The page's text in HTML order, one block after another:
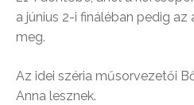
a június 2-i fináléban pedig
meg.
Az idei széria műsorvezetői
Anna lesznek.